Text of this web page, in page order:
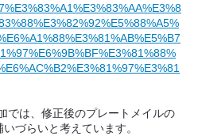
では、修正後のプレートメイルの
づらいと考えています。